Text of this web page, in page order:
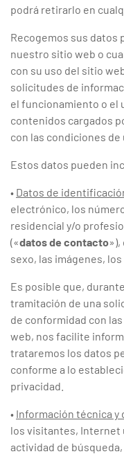
podrá retirarlo en
Recogemos sus datos
nuestro sitio web o
con su uso del sitio
solicitudes de
el funcionamiento o el
contenidos cargados
con las condiciones
Estos datos pueden
• Datos de
electrónico, los
residencial y/o
(«datos de contacto
sexo, las imágenes, los
Es posible que,
tramitación de una
de conformidad con
web, nos facilite
trataremos los datos
conforme a lo
privacidad.
• Información técnica
los visitantes, Internet
actividad de